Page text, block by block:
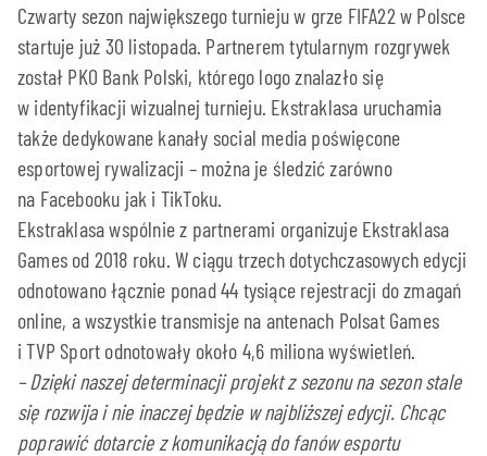
Czwarty sezon największego turnieju w grze FIFA22 w Polsce
startuje już 30 listopada. Partnerem tytularnym rozgrywek
został PKO Bank Polski, którego logo znalazło się
w identyfikacji wizualnej turnieju. Ekstraklasa uruchamia
także dedykowane kanały social media poświęcone
esportowej rywalizacji – można je śledzić zarówno
na Facebooku jak i TikToku.
Ekstraklasa wspólnie z partnerami organizuje Ekstraklasa
Games od 2018 roku. W ciągu trzech dotychczasowych edycji
odnotowano łącznie ponad 44 tysiące rejestracji do zmagań
online, a wszystkie transmisje na antenach Polsat Games
i TVP Sport odnotowały około 4,6 miliona wyświetleń.
– Dzięki naszej determinacji projekt z sezonu na sezon stale
się rozwija i nie inaczej będzie w najbliższej edycji. Chcąc
poprawić dotarcie z komunikacją do fanów esportu